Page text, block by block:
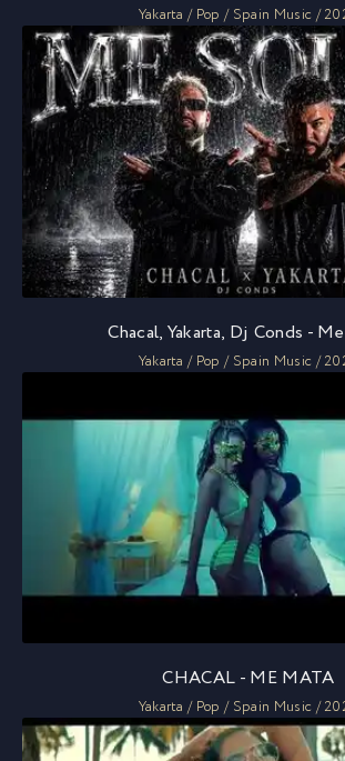
Yakarta / Pop / Spain Music /
Chacal, Yakarta, Dj Conds -
Yakarta / Pop / Spain Music /
CHACAL - ME MATA
Yakarta / Pop / Spain Music /